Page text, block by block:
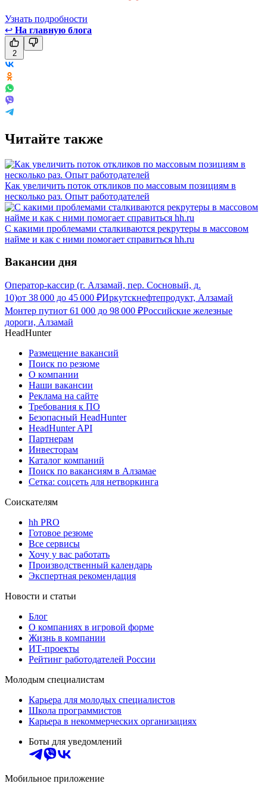
Узнать подробности
↩ На главную блога
2
Читайте также
Как увеличить поток откликов по массовым позициям в
несколько раз. Опыт работодателей
С какими проблемами сталкиваются рекрутеры в массовом
найме и как с ними помогает справиться hh.ru
Вакансии дня
Оператор-кассир (г. Алзамай, пер. Сосновый, д.
10)от 38 000 до 45 000 ₽Иркутскнефтепродукт, Алзамай
Монтер путиот 61 000 до 98 000 ₽Российские железные
дороги, Алзамай
HeadHunter
Размещение вакансий
Поиск по резюме
О компании
Наши вакансии
Реклама на сайте
Требования к ПО
Безопасный HeadHunter
HeadHunter API
Партнерам
Инвесторам
Каталог компаний
Поиск по вакансиям в Алзамае
Сетка: соцсеть для нетворкинга
Соискателям
hh PRO
Готовое резюме
Все сервисы
Хочу у вас работать
Производственный календарь
Экспертная рекомендация
Новости и статьи
Блог
О компаниях в игровой форме
Жизнь в компании
ИТ-проекты
Рейтинг работодателей России
Молодым специалистам
Карьера для молодых специалистов
Школа программистов
Карьера в некоммерческих организациях
Боты для уведомлений
Мобильное приложение